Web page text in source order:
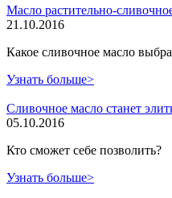
Масло растительно-
21.10.2016
Какое сливочное масло
Узнать больше>
Сливочное масло станет
05.10.2016
Кто сможет себе позволить?
Узнать больше>